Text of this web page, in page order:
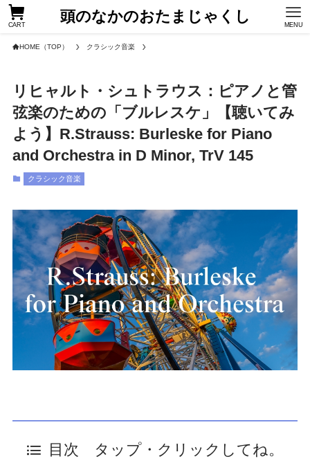
頭のなかのおたまじゃくし
CART MENU
HOME（TOP） クラシック音楽
リヒャルト・シュトラウス：ピアノと管
弦楽のための「ブルレスケ」【聴いてみ
よう】R.Strauss: Burleske for Piano
and Orchestra in D Minor, TrV 145
クラシック音楽
目次 タップ・クリックしてね。